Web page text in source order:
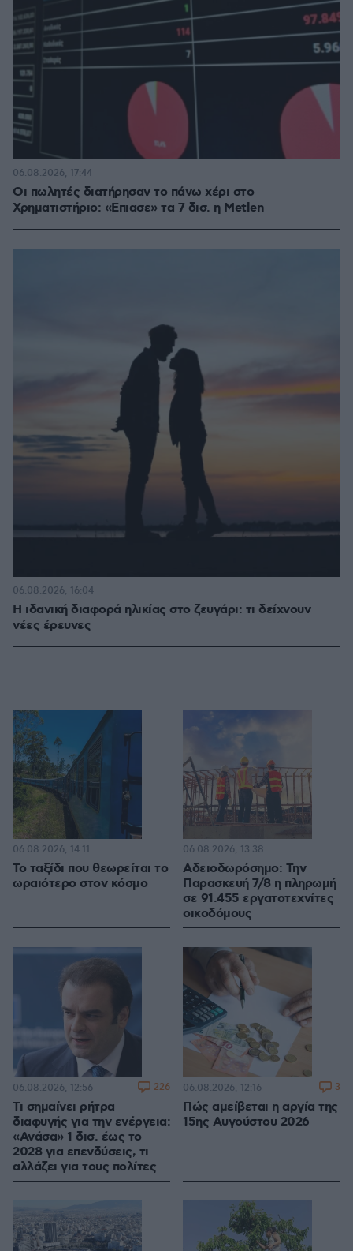
Οι πωλητές διατήρησαν το πάνω χέρι στο
Χρηματιστήριο: «Επιασε» τα 7 δισ. η Metlen
06.08.2026, 17:44
Η ιδανική διαφορά ηλικίας στο ζευγάρι: τι δείχνουν
νέες έρευνες
06.08.2026, 16:04
Το ταξίδι που θεωρείται το
ωραιότερο στον κόσμο
06.08.2026, 14:11
Αδειοδωρόσημο: Την
Παρασκευή 7/8 η πληρωμή
σε 91.455 εργατοτεχνίτες
οικοδόμους
06.08.2026, 13:38
Τι σημαίνει ρήτρα
διαφυγής για την ενέργεια:
«Ανάσα» 1 δισ. έως το
2028 για επενδύσεις, τι
αλλάζει για τους πολίτες
06.08.2026, 12:56 226
Πώς αμείβεται η αργία της
15ης Αυγούστου 2026
06.08.2026, 12:16 3